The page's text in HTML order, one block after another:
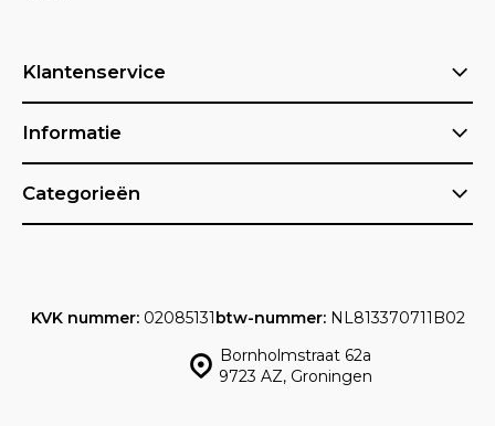
Klantenservice
Informatie
Categorieën
Bornholmstraat 62a
9723 AZ, Groningen
KVK nummer:02085131 btw-nummer:NL813370711B02